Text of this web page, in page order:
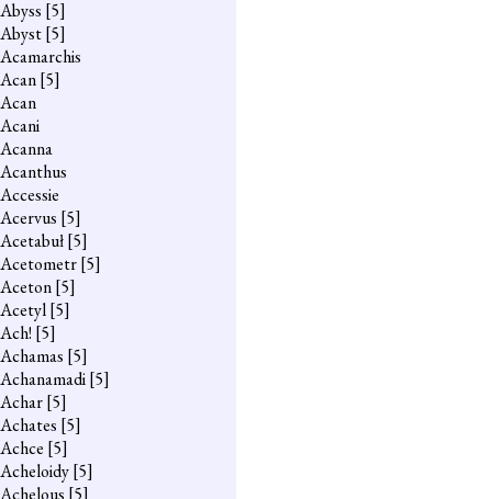
Abyss [5]
Abyst[5]
Acamarchis
Acan[5]
Acan
Acani
Acanna
Acanthus
Accessie
Acervus [5]
Acetabuł[5]
Acetometr[5]
Aceton[5]
Acetyl[5]
Ach! [5]
Achamas [5]
Achanamadi[5]
Achar[5]
Achates [5]
Achce [5]
Acheloidy[5]
Achelous [5]